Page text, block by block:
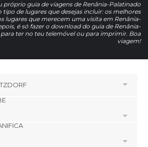
próprio guia de viagens de Renânia-Palatinado
tipo de lugares que desejas incluir: os melhores
lugares que merecem uma visita em Renânia-
é só fazer o download do guia de Renânia-
ter no teu telemóvel ou para imprimir. Boa
viagem!